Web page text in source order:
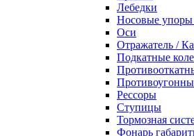
Лебедки
Носовые
Оси
Отражатель /
Подкатные
Рессоры
Ступицы
Тормозная
Фонарь